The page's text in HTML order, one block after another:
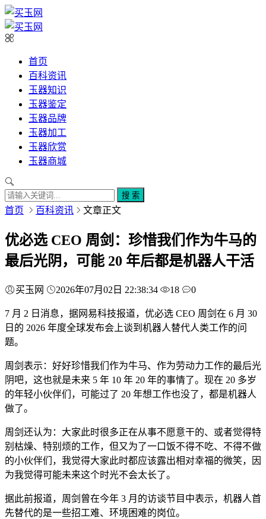
首页
百科资讯
玉器知识
玉器鉴定
玉器品牌
玉器加工
玉器欣赏
玉器商城
搜 索
首页 百科资讯 文章正文
优必选 CEO 周剑：珍惜我们作为牛马的
最后光阴，可能 20 年后都是机器人干活
买玉网 2026年07月02日 22:38:34 18 0
7 月 2 日消息，据网易科技报道，优必选 CEO 周剑在 6 月 30
日的 2026 年度全球发布会上谈到机器人替代人类工作的问
题。
周剑表示：好好珍惜我们作为牛马、作为劳动力工作的最后光
阴吧，这也就是未来 5 年 10 年 20 年的事情了。现在 20 多岁
的年轻小伙伴们，可能过了 20 年想工作也没了，都是机器人
做了。
周剑还认为：大家此时很多正在从事不愿意干的、或者觉得特
别枯燥、特别烦的工作，但又为了一口饭不得不吃、不得不做
的小伙伴们，我觉得大家此时都应该露出相对幸福的微笑，因
为我觉得可能未来这个时光不会太长了。
据此前报道，周剑曾在今年 3 月的访谈节目中表示，机器人首
先替代的是一些招工难、环境困难的岗位。